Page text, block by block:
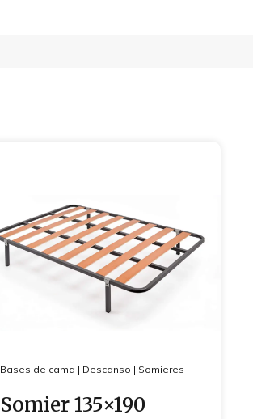
Bases de cama | Descanso | Somieres
Somier 135×190